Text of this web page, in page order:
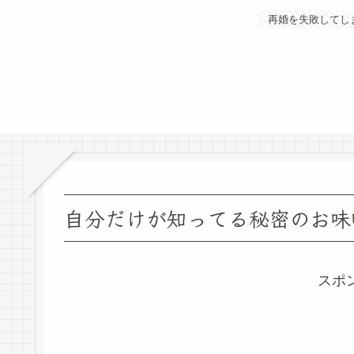
再婚を失敗してし
自分だけが知ってる秘密のお
スポ